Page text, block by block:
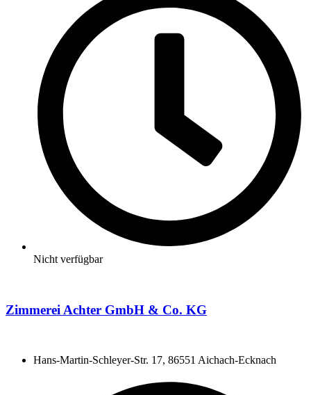
Nicht verfügbar
Zimmerei Achter GmbH & Co. KG
Hans-Martin-Schleyer-Str. 17, 86551 Aichach-Ecknach